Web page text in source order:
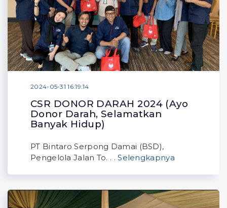
2024-05-31 16:19:14
CSR DONOR DARAH 2024 (Ayo
Donor Darah, Selamatkan
Banyak Hidup)
PT Bintaro Serpong Damai (BSD),
Pengelola Jalan To. . . Selengkapnya